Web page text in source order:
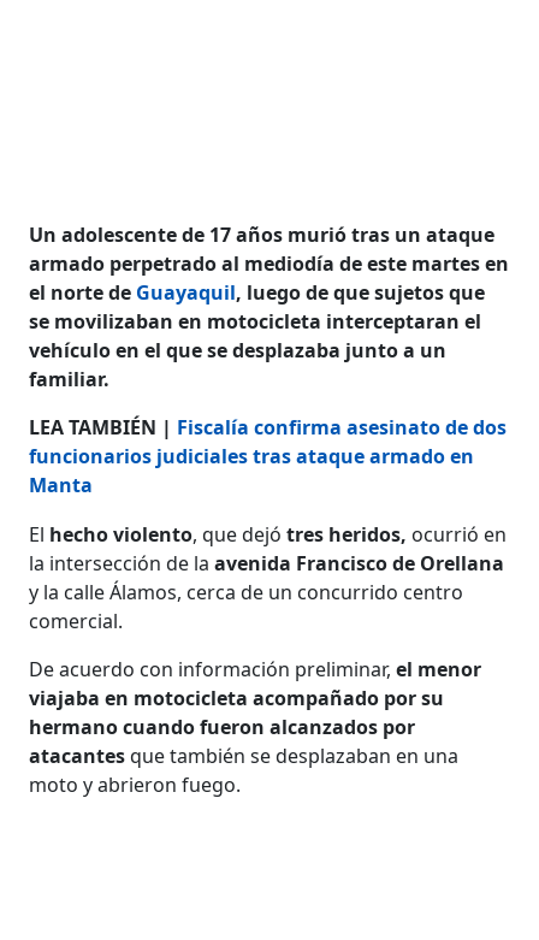
Un adolescente de 17 años murió tras un ataque
armado perpetrado al mediodía de este martes en
el norte de Guayaquil, luego de que sujetos que
se movilizaban en motocicleta interceptaran el
vehículo en el que se desplazaba junto a un
familiar.
LEA TAMBIÉN | Fiscalía confirma asesinato de dos
funcionarios judiciales tras ataque armado en
Manta
El hecho violento, que dejótres heridos, ocurrió en
la intersección de laavenida Francisco de Orellana
y la calle Álamos, cerca de un concurrido centro
comercial.
De acuerdo con información preliminar, el menor
viajaba en motocicleta acompañado por su
hermano cuando fueron alcanzados por
atacantesque también se desplazaban en una
moto y abrieron fuego.